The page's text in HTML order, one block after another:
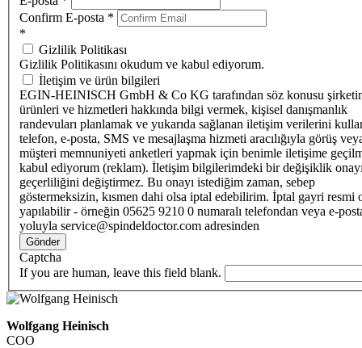
Confirm E-posta *
*
Gizlilik Politikası
Gizlilik Politikasını okudum ve kabul ediyorum.
İletişim ve ürün bilgileri
EGIN-HEINISCH GmbH & Co KG tarafından söz konusu
ürünleri ve hizmetleri hakkında bilgi vermek, kişisel danışmanlık
randevuları planlamak ve yukarıda sağlanan iletişim verilerini
telefon, e-posta, SMS ve mesajlaşma hizmeti aracılığıyla görüş
müşteri memnuniyeti anketleri yapmak için benimle iletişime
kabul ediyorum (reklam). İletişim bilgilerimdeki bir değişiklik
geçerliliğini değiştirmez. Bu onayı istediğim zaman, sebep
göstermeksizin, kısmen dahi olsa iptal edebilirim. İptal gayri resmi
yapılabilir - örneğin 05625 9210 0 numaralı telefondan veya e-
yoluyla service@spindeldoctor.com adresinden
Gönder
Captcha
If you are human, leave this field blank.
Wolfgang Heinisch
COO